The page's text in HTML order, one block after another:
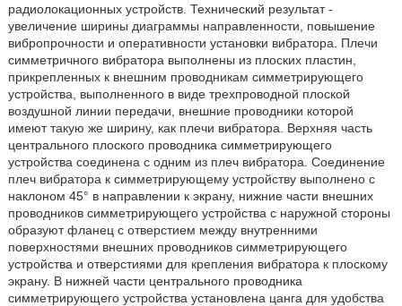
радиолокационных устройств. Технический результат -
увеличение ширины диаграммы направленности, повышение
вибропрочности и оперативности установки вибратора. Плечи
симметричного вибратора выполнены из плоских пластин,
прикрепленных к внешним проводникам симметрирующего
устройства, выполненного в виде трехпроводной плоской
воздушной линии передачи, внешние проводники которой
имеют такую же ширину, как плечи вибратора. Верхняя часть
центрального плоского проводника симметрирующего
устройства соединена с одним из плеч вибратора. Соединение
плеч вибратора к симметрирующему устройству выполнено с
наклоном 45° в направлении к экрану, нижние части внешних
проводников симметрирующего устройства с наружной стороны
образуют фланец с отверстием между внутренними
поверхностями внешних проводников симметрирующего
устройства и отверстиями для крепления вибратора к плоскому
экрану. В нижней части центрального проводника
симметрирующего устройства установлена цанга для удобства